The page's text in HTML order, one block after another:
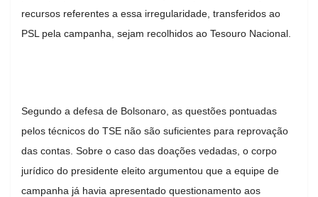
recursos referentes a essa irregularidade, transferidos ao
PSL pela campanha, sejam recolhidos ao Tesouro Nacional.
Segundo a defesa de Bolsonaro, as questões pontuadas
pelos técnicos do TSE não são suficientes para reprovação
das contas. Sobre o caso das doações vedadas, o corpo
jurídico do presidente eleito argumentou que a equipe de
campanha já havia apresentado questionamento aos